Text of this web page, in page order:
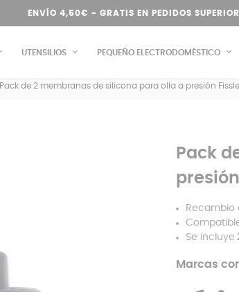
ENVÍO 4,50€ - GRATIS EN PEDIDOS
UTENSILIOS PEQUEÑO ELECTRODOMÉSTICO
Pack de 2 membranas de silicona para olla a presión
Pack
Recambio
Se incluye
Marcas